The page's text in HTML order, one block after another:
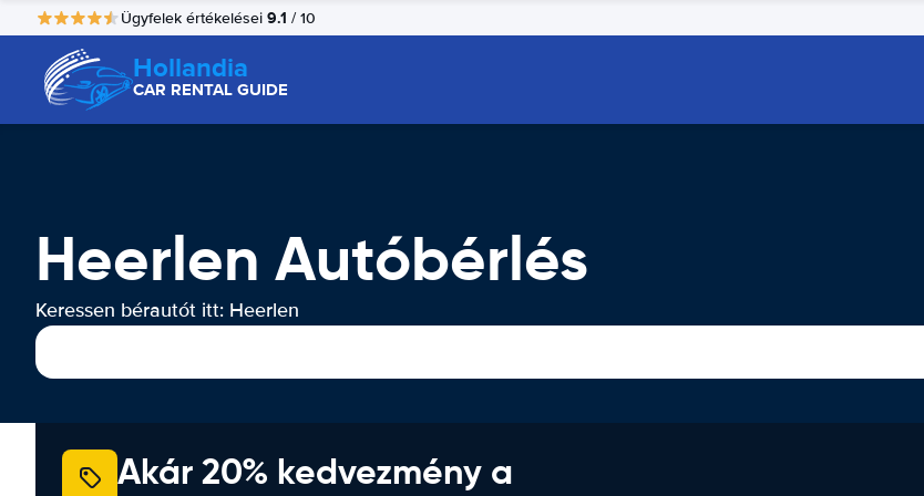
Ügyfelek értékelései 9.1 / 10
Hollandia
CAR RENTAL GUIDE
Heerlen Autóbérlés
Keressen bérautót itt: Heerlen
Akár 20% kedvezmény a